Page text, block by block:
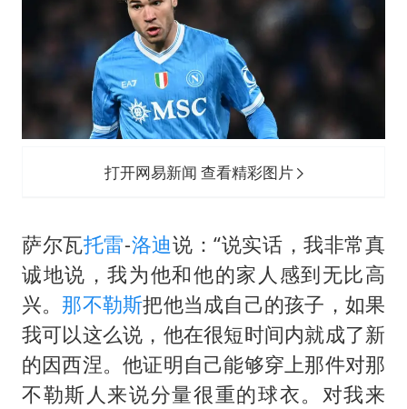
打开网易新闻 查看精彩图片
萨尔瓦托雷-洛迪说：“说实话，我非常真
诚地说，我为他和他的家人感到无比高
兴。 那不勒斯把他当成自己的孩子，如果
我可以这么说，他在很短时间内就成了新
的因西涅。他证明自己能够穿上那件对那
不勒斯人来说分量很重的球衣。对我来